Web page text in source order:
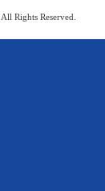
. All Rights Reserved.